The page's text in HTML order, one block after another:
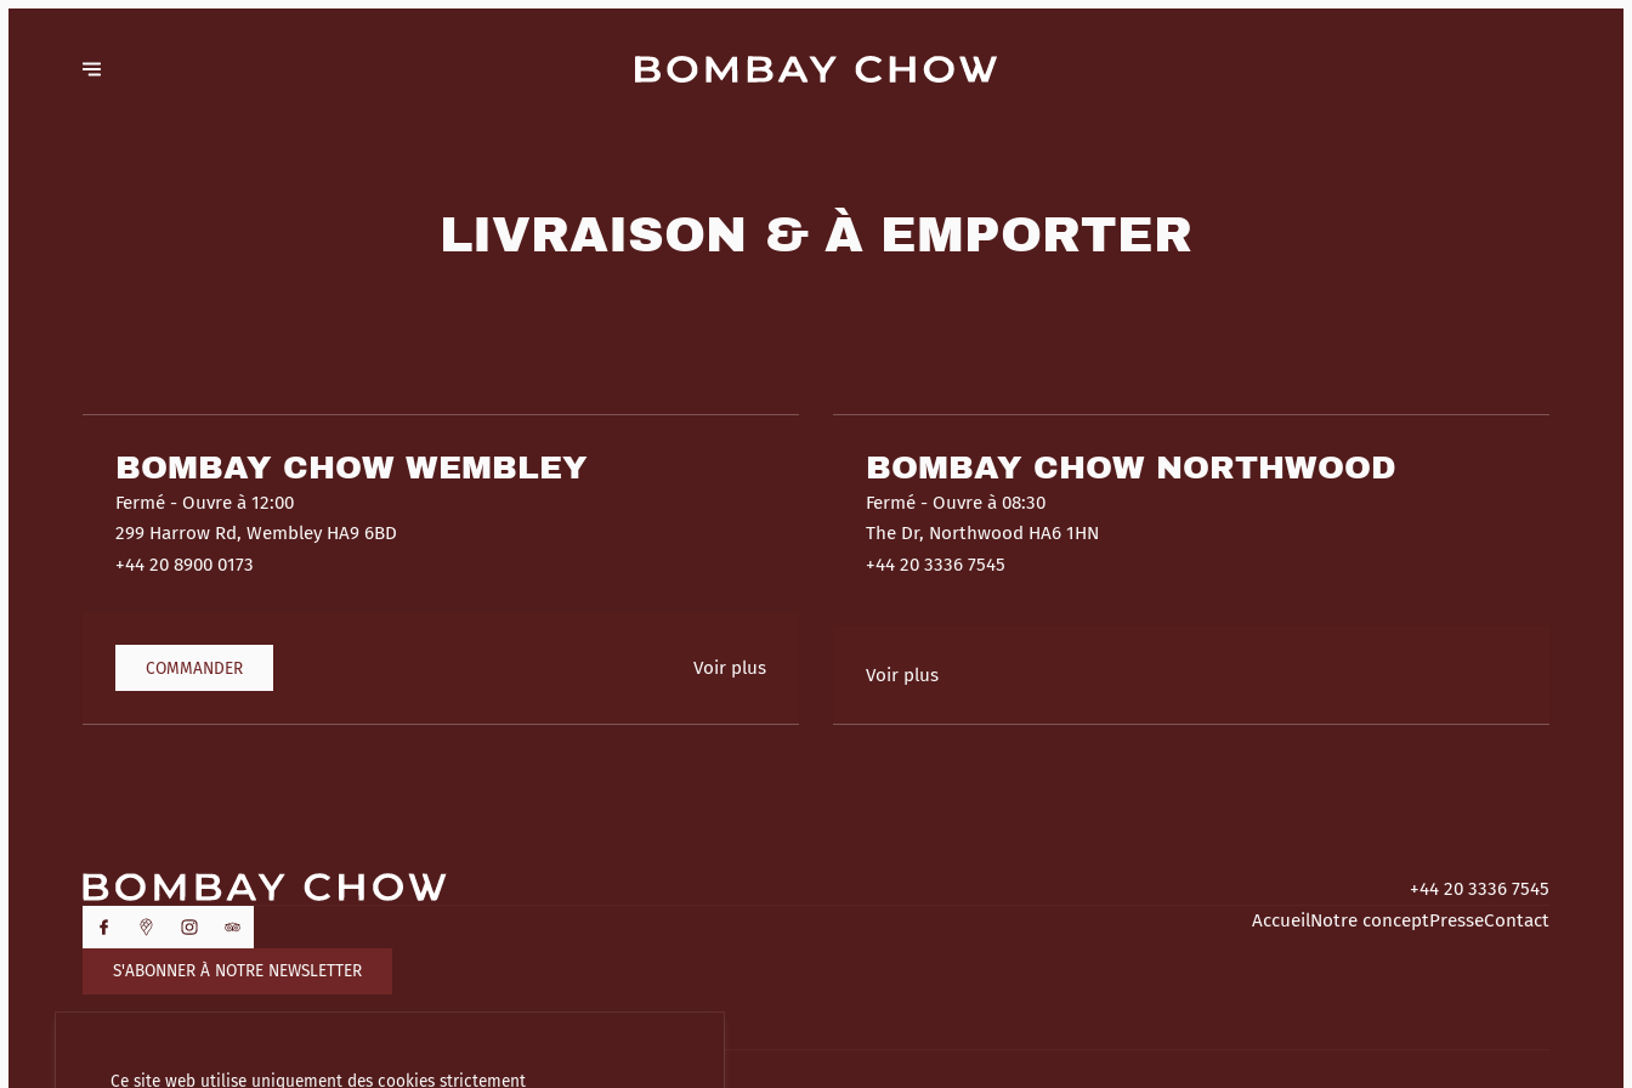
LIVRAISON & À EMPORTER
BOMBAY CHOW WEMBLEY
Fermé- Ouvre à 12:00
299 Harrow Rd, Wembley HA9 6BD
+44 20 8900 0173
COMMANDER Voir plus
BOMBAY CHOW NORTHWOOD
Fermé - Ouvre à 08:30
The Dr, Northwood HA6 1HN
+44 20 3336 7545
Voir plus
+44 20 3336 7545
AccueilNotre conceptPresseContact
S'ABONNER À NOTRE NEWSLETTER
Ce site web utilise uniquement des cookies strictement